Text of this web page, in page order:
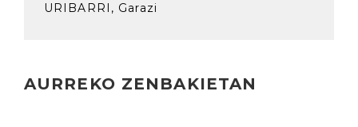
URIBARRI, Garazi
AURREKO ZENBAKIETAN